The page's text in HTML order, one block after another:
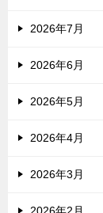
2026年7月
2026年6月
2026年5月
2026年4月
2026年3月